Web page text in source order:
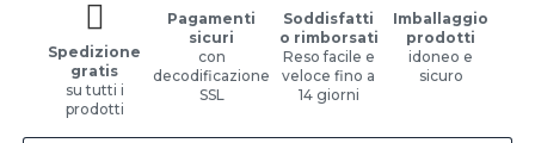
Spedizione
gratis
su tutti i
prodotti
Pagamenti
sicuri
con
decodificazione
SSL
Soddisfatti
o rimborsati
Reso facile e
veloce fino a
14 giorni
Imballaggio
prodotti
idoneo e
sicuro